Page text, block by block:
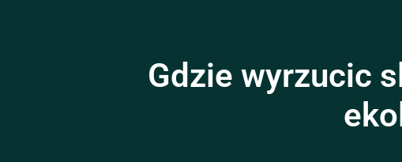
Gdzie wyrzucic